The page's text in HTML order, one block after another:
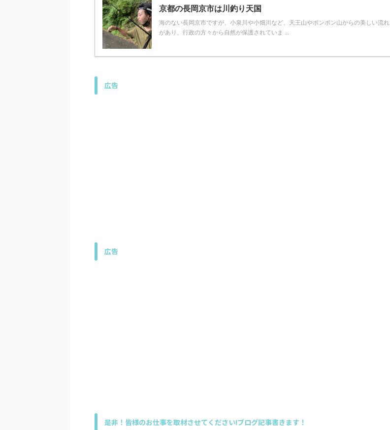
京都の長岡京市は川釣り天国
海のない長岡京市ですが、小泉川や小畑川など、天王山やポンポン山からの美しい流れ
があり、行政の方々から自然が保護されていま ...
広告
広告
是非！皆様のお仕事を取材させてください!ブログ記事書きます！